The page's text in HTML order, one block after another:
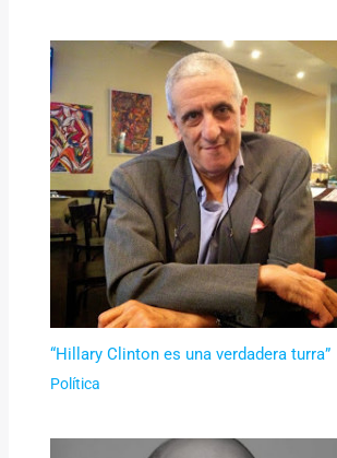
“Hillary Clinton es una verdadera turra”
Política